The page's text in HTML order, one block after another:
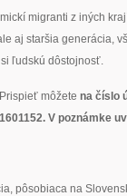
migranti z iných
aj staršia generácia,
ľudskú dôstojnosť.
môžete na číslo
V poznámke
pôsobiaca na